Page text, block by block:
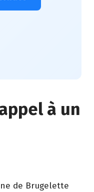
à un
de Brugelette